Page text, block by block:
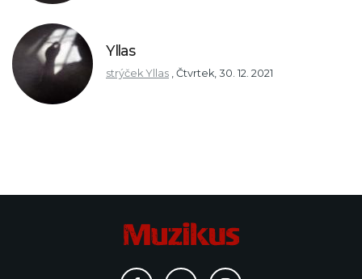
Yllas
strýček Yllas Čtvrtek, 30. 12. 2021